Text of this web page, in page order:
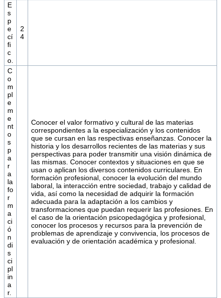
E
s
p
e
cí
fi
c
o.
2
4
C
o
m
pl
e
m
e
nt
o
s
p
a
r
a
la
fo
r
m
a
ci
ó
n
di
s
ci
pl
in
a
r.
Conocer el valor formativo y cultural de las materias
correspondientes a la especialización y los contenidos
que se cursan en las respectivas enseñanzas. Conocer la
historia y los desarrollos recientes de las materias y sus
perspectivas para poder transmitir una visión dinámica de
las mismas. Conocer contextos y situaciones en que se
usan o aplican los diversos contenidos curriculares. En
formación profesional, conocer la evolución del mundo
laboral, la interacción entre sociedad, trabajo y calidad de
vida, así como la necesidad de adquirir la formación
adecuada para la adaptación a los cambios y
transformaciones que puedan requerir las profesiones. En
el caso de la orientación psicopedagógica y profesional,
conocer los procesos y recursos para la prevención de
problemas de aprendizaje y convivencia, los procesos de
evaluación y de orientación académica y profesional.